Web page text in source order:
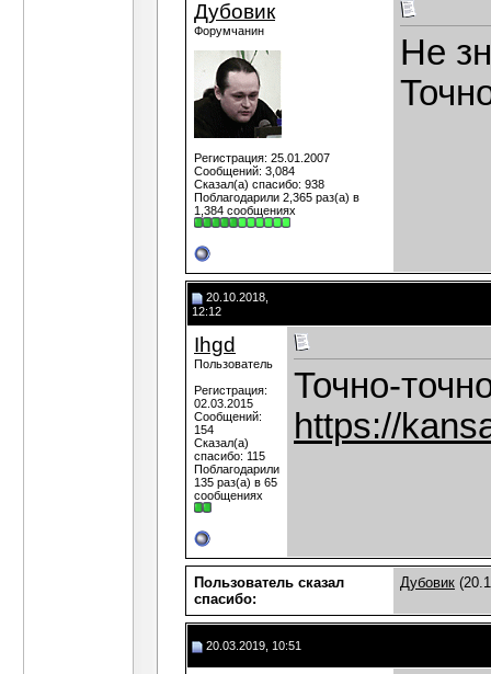
Дубовик
Форумчанин
Регистрация: 25.01.2007
Сообщений: 3,084
Сказал(а) спасибо: 938
Поблагодарили 2,365 раз(а) в
1,384 сообщениях
Не
20.10.2018,
12:12
Ihgd
Пользователь
Регистрация:
02.03.2015
Сообщений:
154
Сказал(а)
спасибо: 115
Поблагодарили
135 раз(а) в 65
сообщениях
Точно-
https://
Пользователь сказал
cпасибо:
Дубовик
20.03.2019, 10:51